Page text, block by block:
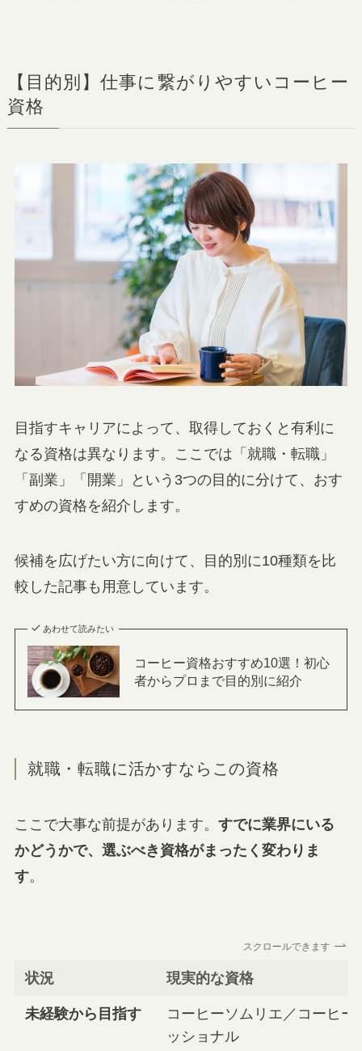
【目的別】仕事に繋がりやすいコーヒー
資格
目指すキャリアによって、取得しておくと有利に
なる資格は異なります。ここでは「就職・転職」
「副業」「開業」という3つの目的に分けて、おす
すめの資格を紹介します。
候補を広げたい方に向けて、目的別に10種類を比
較した記事も用意しています。
あわせて読みたい
コーヒー資格おすすめ10選！初心
者からプロまで目的別に紹介
就職・転職に活かすならこの資格
ここで大事な前提があります。 すでに業界にいる
かどうかで、選ぶべき資格がまったく変わりま
す。
スクロールできます
状況 現実的な資格
未経験から目指す
コーヒーソムリエ／コーヒー
ッショナル